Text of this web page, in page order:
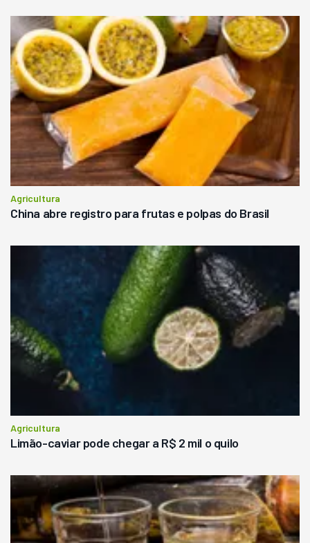
Agricultura
China abre registro para frutas e polpas do Brasil
Agricultura
Limão-caviar pode chegar a R$ 2 mil o quilo